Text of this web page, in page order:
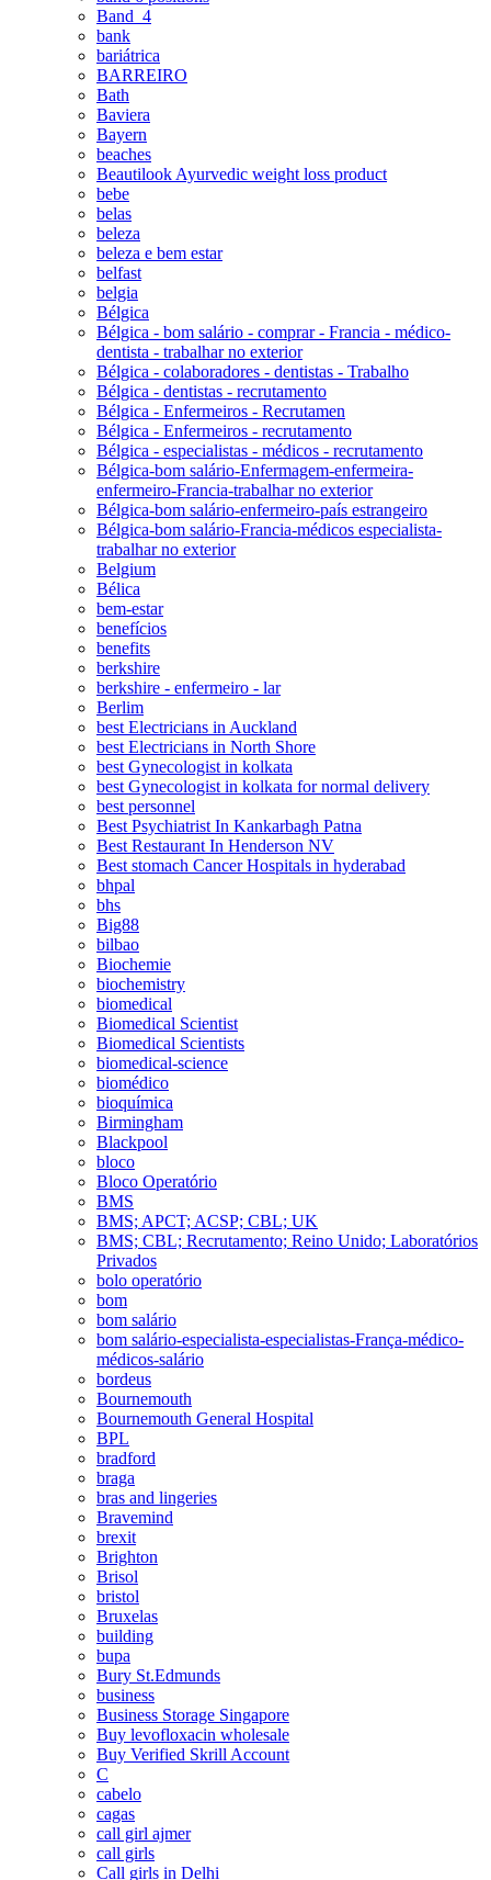
Band_4
bank
bariátrica
BARREIRO
Bath
Baviera
Bayern
beaches
Beautilook Ayurvedic weight loss product
bebe
belas
beleza
beleza e bem estar
belfast
belgia
Bélgica
Bélgica - bom salário - comprar - Francia - médico-
dentista - trabalhar no exterior
Bélgica - colaboradores - dentistas - Trabalho
Bélgica - dentistas - recrutamento
Bélgica - Enfermeiros - Recrutamen
Bélgica - Enfermeiros - recrutamento
Bélgica - especialistas - médicos - recrutamento
Bélgica-bom salário-Enfermagem-enfermeira-
enfermeiro-Francia-trabalhar no exterior
Bélgica-bom salário-enfermeiro-país estrangeiro
Bélgica-bom salário-Francia-médicos especialista-
trabalhar no exterior
Belgium
Bélica
bem-estar
benefícios
benefits
berkshire
berkshire - enfermeiro - lar
Berlim
best Electricians in Auckland
best Electricians in North Shore
best Gynecologist in kolkata
best Gynecologist in kolkata for normal delivery
best personnel
Best Psychiatrist In Kankarbagh Patna
Best Restaurant In Henderson NV
Best stomach Cancer Hospitals in hyderabad
bhpal
bhs
Big88
bilbao
Biochemie
biochemistry
biomedical
Biomedical Scientist
Biomedical Scientists
biomedical-science
biomédico
bioquímica
Birmingham
Blackpool
bloco
Bloco Operatório
BMS
BMS; APCT; ACSP; CBL; UK
BMS; CBL; Recrutamento; Reino Unido; Laboratórios
Privados
bolo operatório
bom
bom salário
bom salário-especialista-especialistas-França-médico-
médicos-salário
bordeus
Bournemouth
Bournemouth General Hospital
BPL
bradford
braga
bras and lingeries
Bravemind
brexit
Brighton
Brisol
bristol
Bruxelas
building
bupa
Bury St.Edmunds
business
Business Storage Singapore
Buy levofloxacin wholesale
Buy Verified Skrill Account
C
cabelo
cagas
call girl ajmer
call girls
Call girls in Delhi